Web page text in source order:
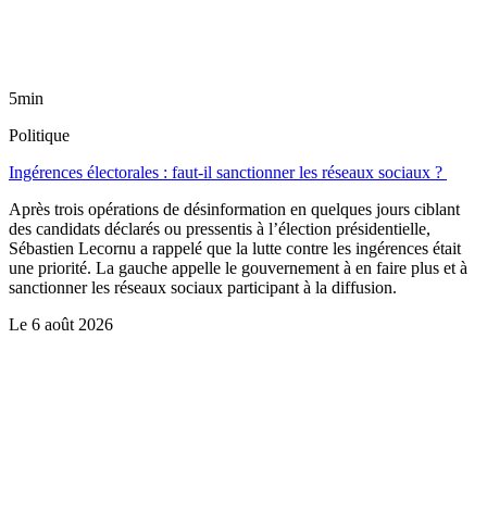
5min
Politique
Ingérences électorales : faut-il sanctionner les réseaux sociaux ?
Après trois opérations de désinformation en quelques jours ciblant
des candidats déclarés ou pressentis à l’élection présidentielle,
Sébastien Lecornu a rappelé que la lutte contre les ingérences était
une priorité. La gauche appelle le gouvernement à en faire plus et à
sanctionner les réseaux sociaux participant à la diffusion.
Le 6 août 2026